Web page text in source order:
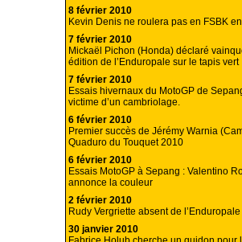
8 février 2010
Kevin Denis ne roulera pas en FSBK
7 février 2010
Mickaël Pichon (Honda) déclaré
édition de l’Enduropale sur le tapis vert
7 février 2010
Essais hivernaux du MotoGP de
victime d’un cambriolage.
6 février 2010
Premier succès de Jérémy Warnia
Quaduro du Touquet 2010
6 février 2010
Essais MotoGP à Sepang : Valentino
annonce la couleur
2 février 2010
Rudy Vergriette absent de
30 janvier 2010